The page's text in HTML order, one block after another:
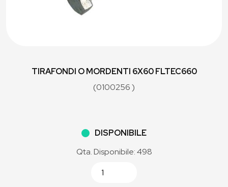
TIRAFONDI O MORDENTI 6X60 FLTEC660
(0100256 )
DISPONIBILE
Qta. Disponibile: 498